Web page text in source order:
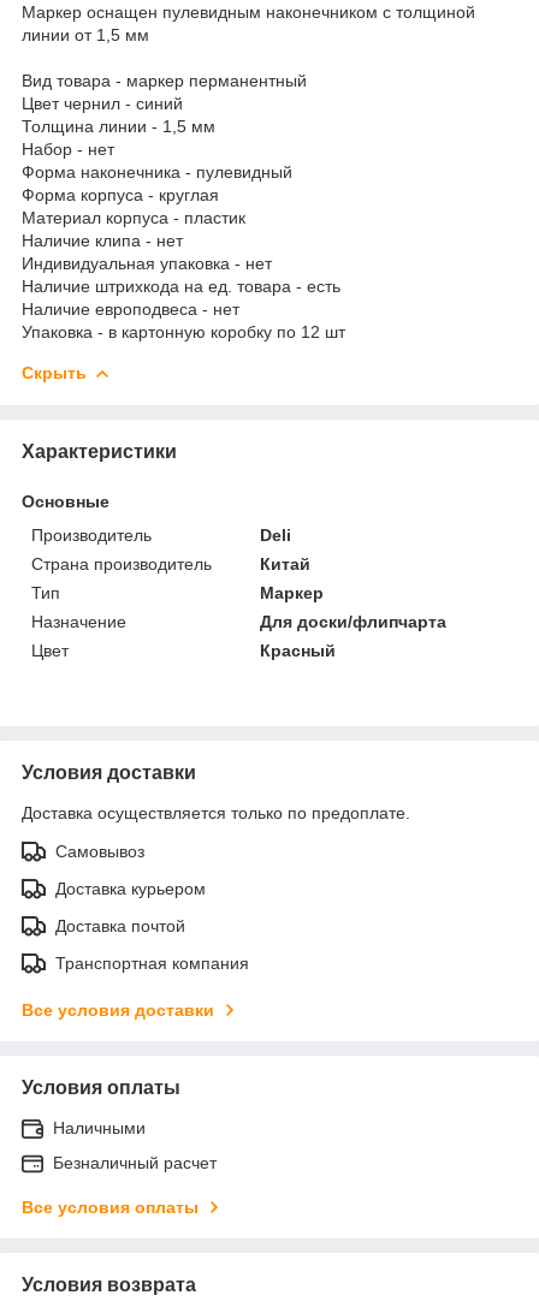
Маркер оснащен пулевидным наконечником с толщиной
линии от 1,5 мм
Вид товара - маркер перманентный
Цвет чернил - синий
Толщина линии - 1,5 мм
Набор - нет
Форма наконечника - пулевидный
Форма корпуса - круглая
Материал корпуса - пластик
Наличие клипа - нет
Индивидуальная упаковка - нет
Наличие штрихкода на ед. товара - есть
Наличие европодвеса - нет
Упаковка - в картонную коробку по 12 шт
Скрыть
Характеристики
Основные
Производитель
Deli
Страна производитель
Китай
Тип
Маркер
Назначение
Для доски/флипчарта
Цвет
Красный
Условия доставки
Доставка осуществляется только по предоплате.
Самовывоз
Доставка курьером
Доставка почтой
Транспортная компания
Все условия доставки
Условия оплаты
Наличными
Безналичный расчет
Все условия оплаты
Условия возврата